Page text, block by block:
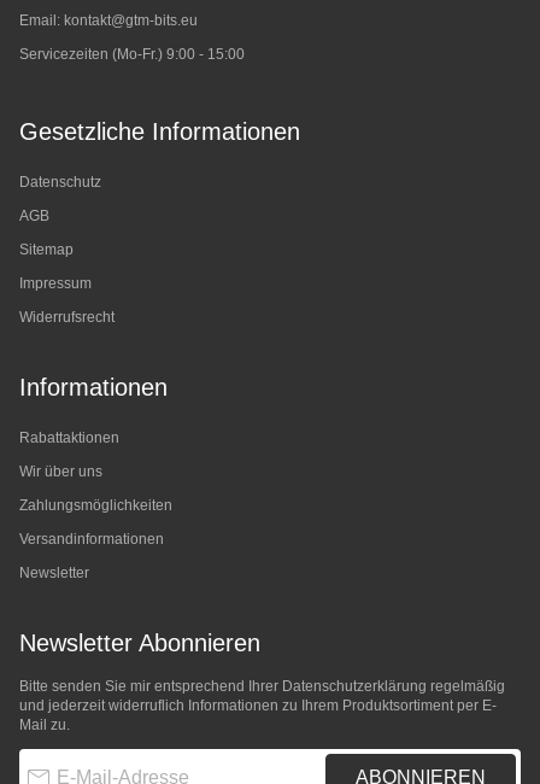
Email: kontakt@gtm-bits.eu
Servicezeiten (Mo-Fr.) 9:00 - 15:00
Gesetzliche Informationen
Datenschutz
AGB
Sitemap
Impressum
Widerrufsrecht
Informationen
Rabattaktionen
Wir über uns
Zahlungsmöglichkeiten
Versandinformationen
Newsletter
Newsletter Abonnieren
Bitte senden Sie mir entsprechend Ihrer Datenschutzerklärung regelmäßig
und jederzeit widerruflich Informationen zu Ihrem Produktsortiment per E-
Mail zu.
ABONNIEREN